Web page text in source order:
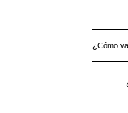
¿Cómo